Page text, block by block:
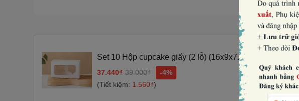
Set 10 Hộp cupcake giấy (2 lỗ) (16x9x7.5cm).
37.440₫ 39.000₫
-4%
(Tiết kiệm: 1.560₫)